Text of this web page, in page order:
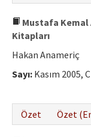
Mustafa Kemal
Kitapları
Hakan Anameriç
Sayı: Kasım 2005,
Özet
Özet